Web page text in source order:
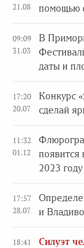
21.08
помощью
09:09
31.03
В
даты и
17:20
20.07
Конкурс
сделай
11:32
01.12
появится
2023 году
17:57
28.07
и
18:41
Силуэт